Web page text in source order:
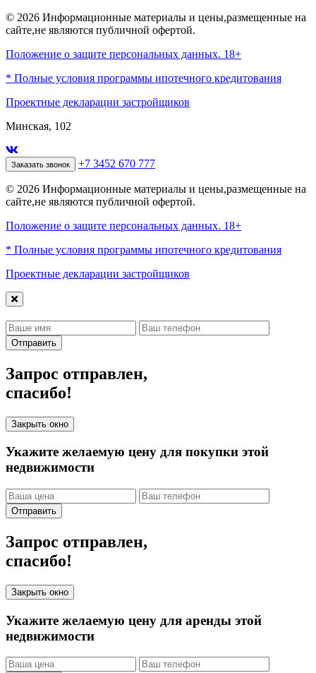
© 2026 Информационные материалы и цены,размещенные на
сайте,не являются публичной офертой.
Положение о защите персональных данных. 18+
* Полные условия программы ипотечного кредитования
Проектные декларации застройщиков
Минская, 102
Заказать звонок +7 3452 670 777
© 2026 Информационные материалы и цены,размещенные на
сайте,не являются публичной офертой.
Положение о защите персональных данных. 18+
* Полные условия программы ипотечного кредитования
Проектные декларации застройщиков
Отправить
Запрос отправлен,
спасибо!
Закрыть окно
Укажите желаемую цену для покупки этой
недвижимости
Отправить
Запрос отправлен,
спасибо!
Закрыть окно
Укажите желаемую цену для аренды этой
недвижимости